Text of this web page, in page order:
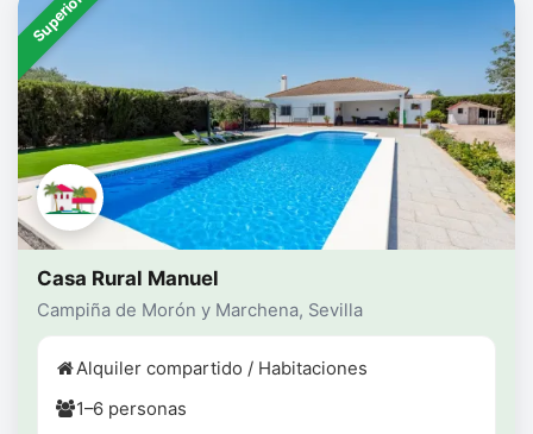
Superior
Casa Rural Manuel
Campiña de Morón y Marchena, Sevilla
Alquiler compartido / Habitaciones
1–6 personas